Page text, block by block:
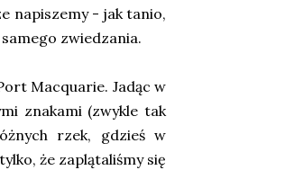
napiszemy - jak tanio,
zwiedzania.
Macquarie. Jadąc w
znakami (zwykle tak
rzek, gdzieś w
że zaplątaliśmy się